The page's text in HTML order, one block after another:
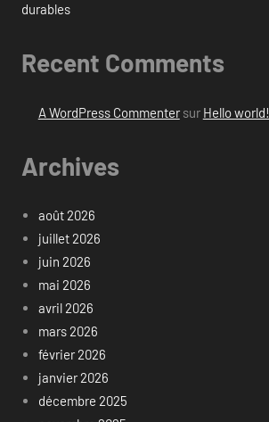
durables
Recent Comments
A WordPress Commentersur Hello world!
Archives
août 2026
juillet 2026
juin 2026
mai 2026
avril 2026
mars 2026
février 2026
janvier 2026
décembre 2025